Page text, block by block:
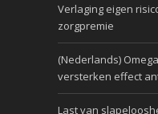
Verlaging eigen
zorgpremie
(Nederlands)
versterken effect
Last van